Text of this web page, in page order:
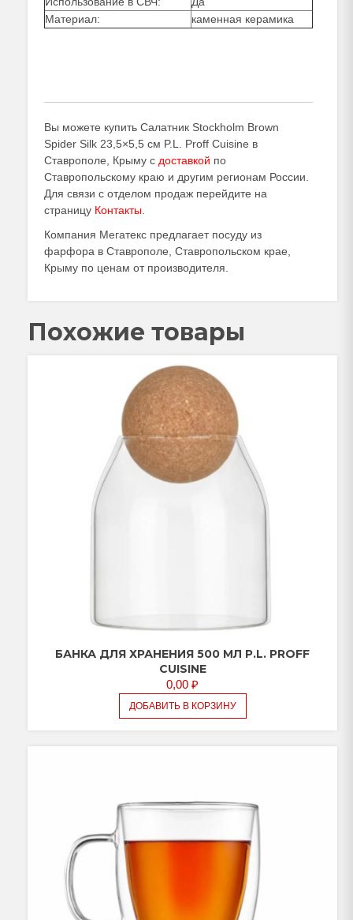
Материал:
каменная керамика
Вы можете купить Салатник Stockholm Brown
Spider Silk 23,5×5,5 см P.L. Proff Cuisine в
Ставрополе, Крыму с доставкой по
Ставропольскому краю и другим регионам России.
Для связи с отделом продаж перейдите на
страницу Контакты
Компания Мегатекс предлагает посуду из
фарфора в Ставрополе, Ставропольском крае,
Крыму по ценам от производителя.
Похожие товары
БАНКА ДЛЯ ХРАНЕНИЯ 500 МЛ P.L. PROFF
CUISINE
0,00 ₽
ДОБАВИТЬ В КОРЗИНУ